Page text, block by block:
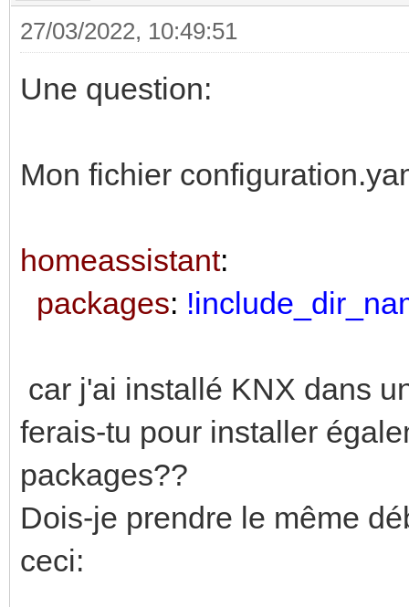
left: 50%
font-size: 0.8vw
27/03/2022, 10:49:51
Une question:
Mon fichier
homeassistant:
packages:
car j'ai installé KNX dans
ferais-tu pour installer
packages??
Dois-je prendre le même
ceci: